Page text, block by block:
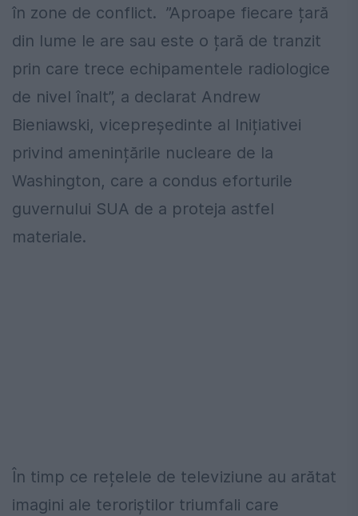
în zone de conflict. ”Aproape fiecare țară
din lume le are sau este o țară de tranzit
prin care trece echipamentele radiologice
de nivel înalt”, a declarat Andrew
Bieniawski, vicepreședinte al Inițiativei
privind amenințările nucleare de la
Washington, care a condus eforturile
guvernului SUA de a proteja astfel
materiale.
În timp ce rețelele de televiziune au arătat
imagini ale teroriștilor triumfali care